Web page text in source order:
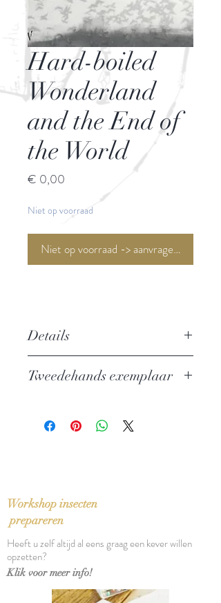
Hard-boiled
Wonderland
and the End of
the World
€ 0,00
Niet op voorraad
Niet op voorraad -> aanvragen <-
Details
Uitgever: Vintage
Bindwijze: Paperback
Tweedehands exemplaar
Workshop insecten
prepareren
Heeft u zelf altijd al eens graag een kever willen
opzetten?
Klik voor meer info!